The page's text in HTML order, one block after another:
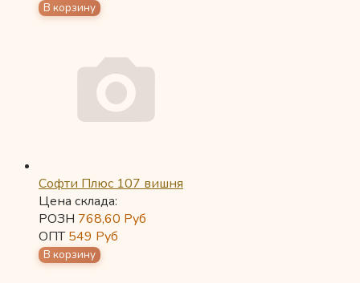
Софти Плюс 107 вишня
Цена склада:
РОЗН 768,60 Руб
ОПТ549 Руб